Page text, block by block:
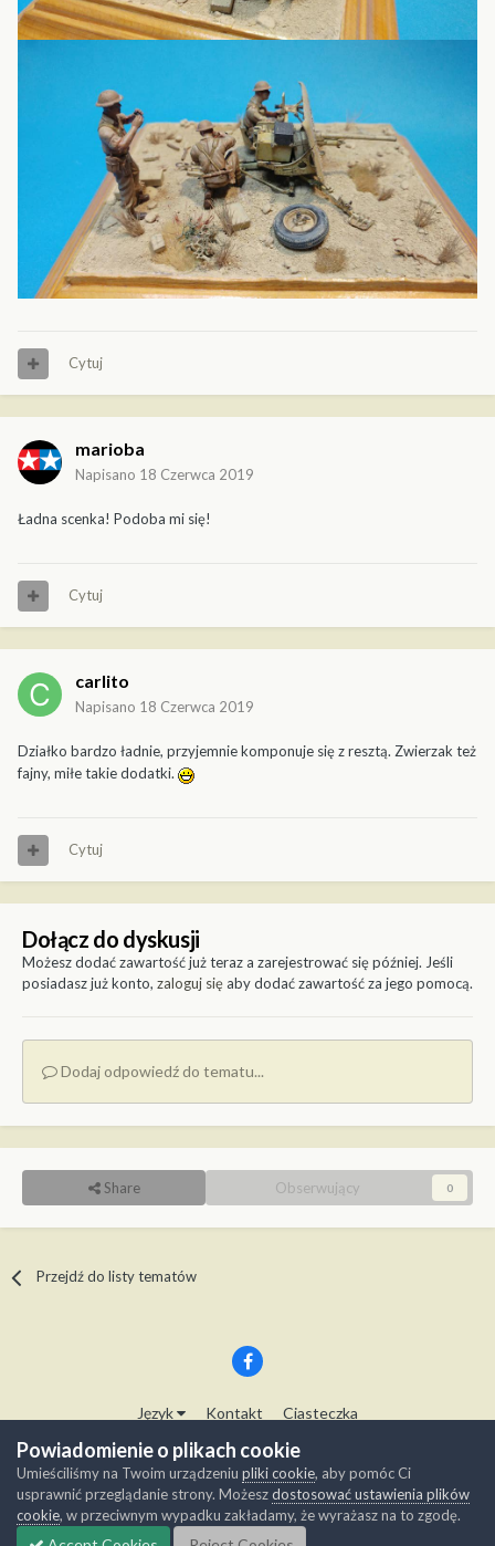
Cytuj
marioba
Napisano 18 Czerwca 2019
Ładna scenka! Podoba mi się!
Cytuj
carlito
Napisano 18 Czerwca 2019
Działko bardzo ładnie, przyjemnie komponuje się z resztą. Zwierzak też
fajny, miłe takie dodatki.
Cytuj
Dołącz do dyskusji
Możesz dodać zawartość już teraz a zarejestrować się później. Jeśli
posiadasz już konto, zaloguj sięaby dodać zawartość za jego pomocą.
Dodaj odpowiedź do tematu...
Share Obserwujący 0
Przejdź do listy tematów
Język Kontakt Ciasteczka
Copyright © Modelwork.pl
Powered by Invision Community
Powiadomienie o plikach cookie
Umieściliśmy na Twoim urządzeniu pliki cookie, aby pomóc Ci
usprawnić przeglądanie strony. Możeszdostosować ustawienia plików
cookie, w przeciwnym wypadku zakładamy, że wyrażasz na to zgodę.